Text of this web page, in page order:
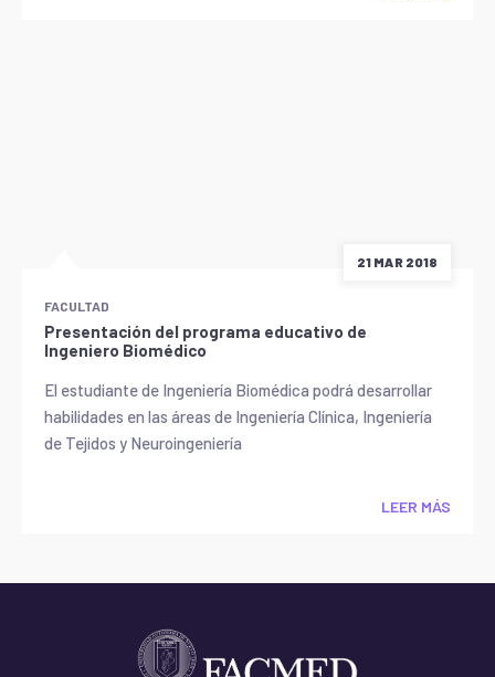
21 MAR 2018
FACULTAD
Presentación del programa educativo de
Ingeniero Biomédico
El estudiante de Ingeniería Biomédica podrá desarrollar
habilidades en las áreas de Ingeniería Clínica, Ingeniería
de Tejidos y Neuroingeniería
LEER MÁS